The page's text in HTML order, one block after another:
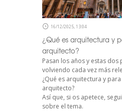
16/12/2025, 13:04
¿Qué es arquitectura y
arquitecto?
Pasan los años y estas dos
volviendo cada vez más
¿Qué es arquitectura y
arquitecto?
Así que, si os apetece,
sobre el tema.